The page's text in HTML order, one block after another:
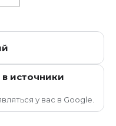
источники
у вас в Google.